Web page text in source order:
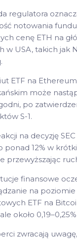
regulatora
notowania
cenę ETH na
w USA, takich jak
ETF na
może
po
S-1.
na decyzję SEC
ponad 12% w
przewyższając
finansowe
na
ETF na
około
zwracają